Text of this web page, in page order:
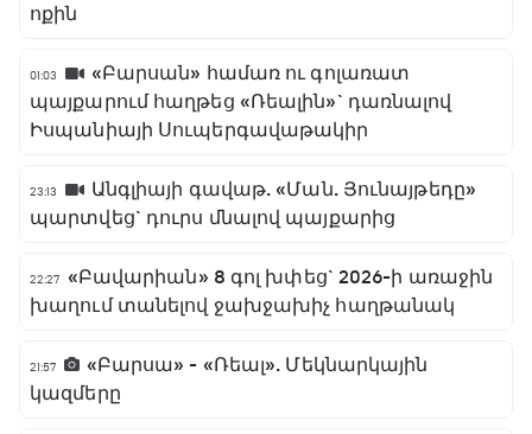
ոքին
01:03
«Բարսան» համառ ու գոլառատ
պայքարում հաղթեց «Ռեալին»` դառնալով
Իսպանիայի Սուպերգավաթակիր
23:13
Անգլիայի գավաթ. «Ման. Յունայթեդը»
պարտվեց` դուրս մնալով պայքարից
22:27 «Բավարիան» 8 գոլ խփեց` 2026-ի առաջին
խաղում տանելով ջախջախիչ հաղթանակ
21:57
«Բարսա» - «Ռեալ». Մեկնարկային
կազմերը